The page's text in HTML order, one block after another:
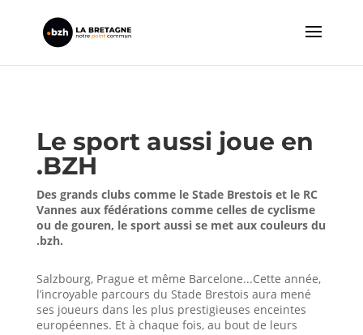
Le sport aussi joue en
.BZH
Des grands clubs comme le Stade Brestois et le RC
Vannes aux fédérations comme celles de cyclisme
ou de gouren, le sport aussi se met aux couleurs du
.bzh.
Salzbourg, Prague et même Barcelone...Cette année,
l’incroyable parcours du Stade Brestois aura mené
ses joueurs dans les plus prestigieuses enceintes
européennes. Et à chaque fois, au bout de leurs